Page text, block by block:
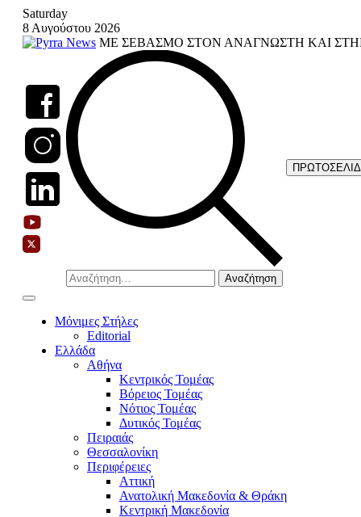
Skip
content
Saturday
8 Αυγούστου 2026
ΜΕ ΣΕΒΑΣΜΟ ΣΤΟΝ ΑΝΑΓΝΩΣΤΗ ΚΑΙ
Αναζήτηση
για:
Μόνιμες Στήλες
Editorial
Ελλάδα
Αθήνα
Κεντρικός Τομέας
Βόρειος Τομέας
Νότιος Τομέας
Δυτικός Τομέας
Πειραιάς
Θεσσαλονίκη
Περιφέρειες
Αττική
Ανατολική Μακεδονία & Θράκη
Κεντρική Μακεδονία